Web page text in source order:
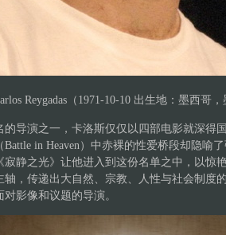
Reygadas（1971-10-10 出生地：墨西哥
导演之一，卡洛斯仅仅以四部电影就深得
in Heaven）中赤裸的性爱桥段却隐喻
寂静之光》让他进入到这份名单之中，以惊
轴，传递出大自然、宗教、人性与社会制度
影像和议题的导演。